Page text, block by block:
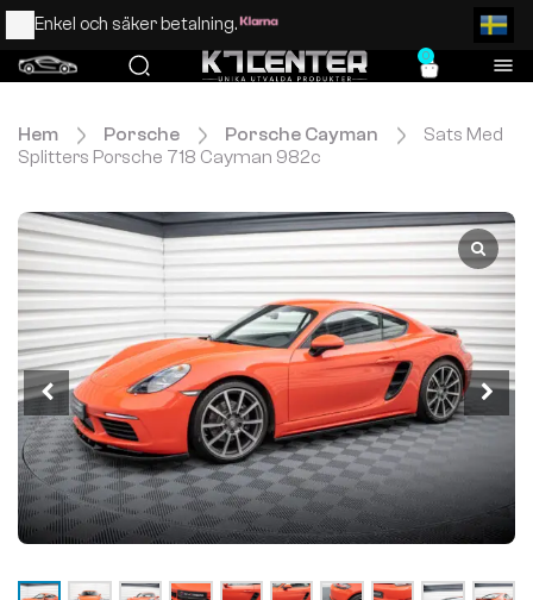
Enkel och säker betalning.
0
Hem Porsche Porsche Cayman
Sats Med
Splitters Porsche 718 Cayman 982c